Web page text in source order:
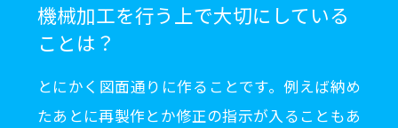
機械加工を行う上で大切にしている
ことは？
とにかく図面通りに作ることです。例えば納め
たあとに再製作とか修正の指示が入ることもあ